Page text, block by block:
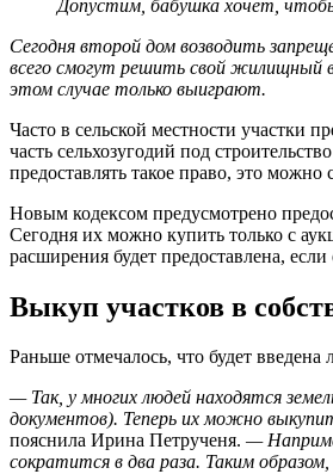
Допустим, бабушка хочет,
Сегодня второй дом возводить
всего смогут решить свой жилищный
этом случае только выиграют.
Часто в сельской местности участки
часть сельхозугодий под
предоставлять такое право, это
Новым кодексом предусмотрено
Сегодня их можно купить только с
расширения будет предоставлена,
Выкуп участков в
Раньше отмечалось, что будет
— Так, у многих людей находятся
документов). Теперь их можно
пояснила Ирина Петрученя. —
сократится в два раза. Таким